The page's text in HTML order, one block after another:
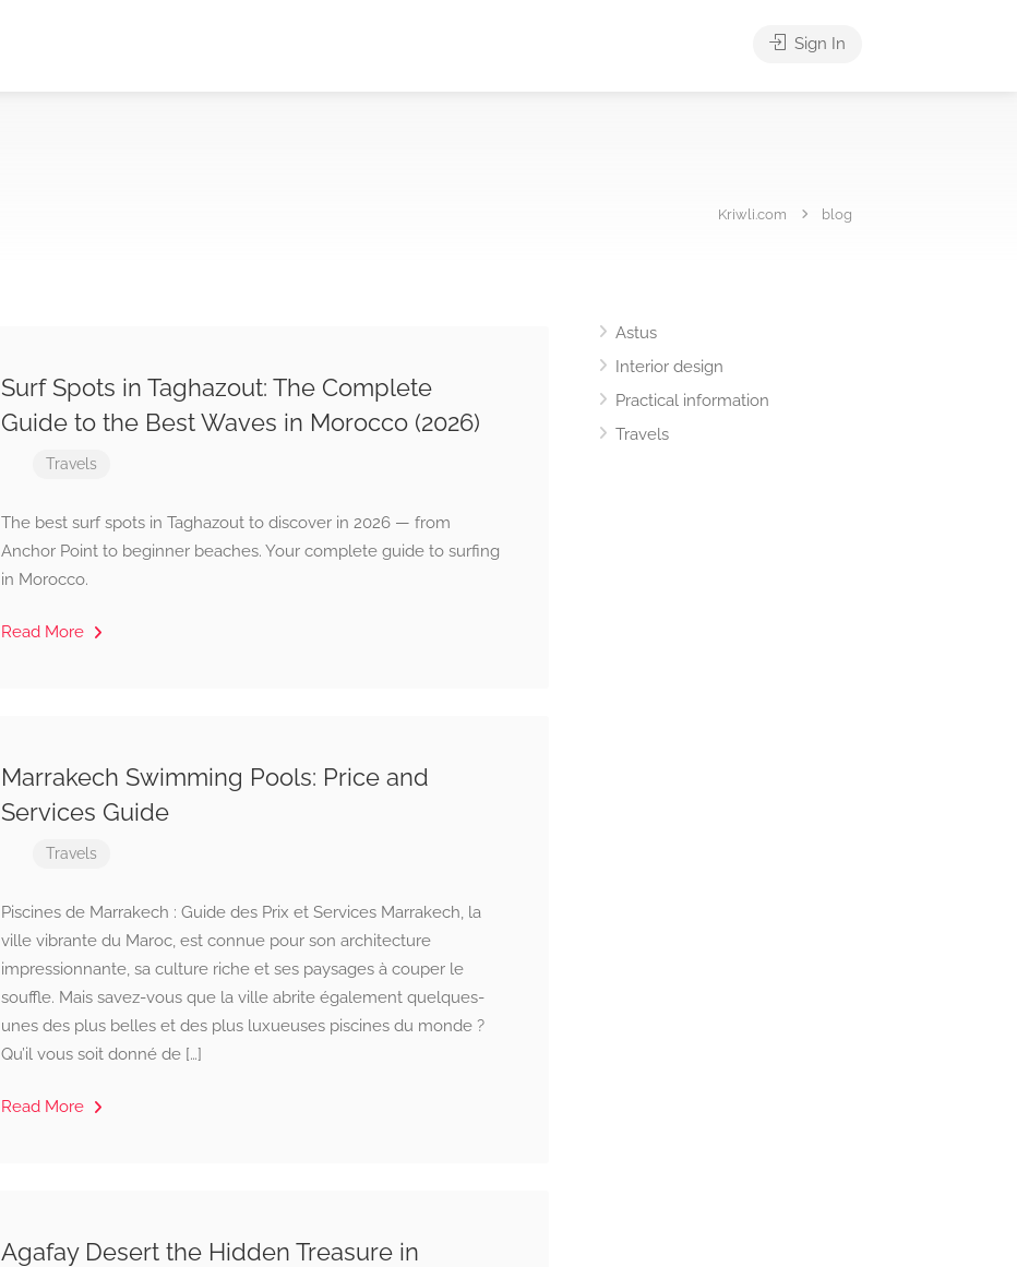
Sign In
Kriwli.com blog
Surf Spots in Taghazout: The Complete
Guide to the Best Waves in Morocco (2026)
Travels
The best surf spots in Taghazout to discover in 2026 — from
Anchor Point to beginner beaches. Your complete guide to surfing
in Morocco.
Read More
Marrakech Swimming Pools: Price and
Services Guide
Travels
Piscines de Marrakech : Guide des Prix et Services Marrakech, la
ville vibrante du Maroc, est connue pour son architecture
impressionnante, sa culture riche et ses paysages à couper le
souffle. Mais savez-vous que la ville abrite également quelques-
unes des plus belles et des plus luxueuses piscines du monde ?
Qu’il vous soit donné de […]
Read More
Agafay Desert the Hidden Treasure in
Astus
Interior design
Practical information
Travels